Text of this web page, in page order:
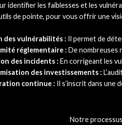
identifier les faiblesses et les
de pointe, pour vous offrir une
des vulnérabilités : Il permet de
réglementaire : De nombreuses
des incidents : En corrigeant les
des investissements :
continue : Il s’inscrit dans une
Notre